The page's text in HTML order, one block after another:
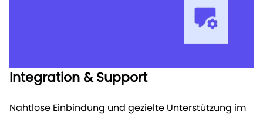
Integration & Support
Nahtlose Einbindung und gezielte Unterstützung im